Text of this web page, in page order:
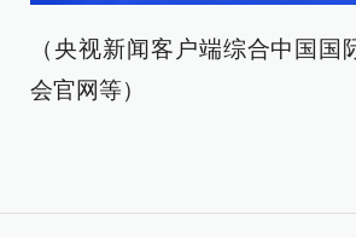
（央视新闻客户端综合中国国
会官网等）